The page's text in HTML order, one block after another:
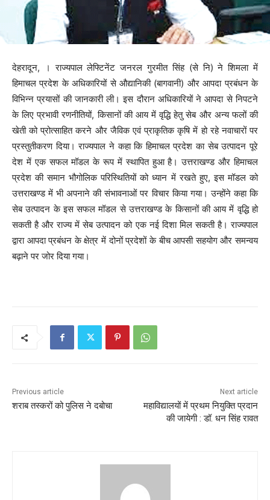
देहरादून, । राज्यपाल लेफ्टिनेंट जनरल गुरमीत सिंह (से नि) ने शिमला में
हिमाचल प्रदेश के अधिकारियों से औद्यानिकी (बागवानी) और आपदा प्रबंधन के
विभिन्न प्रयासों की जानकारी ली। इस दौरान अधिकारियों ने आपदा से निपटने
के लिए प्रभावी रणनीतियों, किसानों की आय में वृद्धि हेतु सेब और अन्य फलों की
खेती को प्रोत्साहित करने और जैविक एवं प्राकृतिक कृषि में हो रहे नवाचारों पर
प्रस्तुतीकरण दिया। राज्यपाल ने कहा कि हिमाचल प्रदेश का सेब उत्पादन पूरे
देश में एक सफल मॉडल के रूप में स्थापित हुआ है। उत्तराखण्ड और हिमाचल
प्रदेश की समान भौगोलिक परिस्थितियों को ध्यान में रखते हुए, इस मॉडल को
उत्तराखण्ड में भी अपनाने की संभावनाओं पर विचार किया गया। उन्होंने कहा कि
सेब उत्पादन के इस सफल मॉडल से उत्तराखण्ड के किसानों की आय में वृद्धि हो
सकती है और राज्य में सेब उत्पादन को एक नई दिशा मिल सकती है। राज्यपाल
द्वारा आपदा प्रबंधन के क्षेत्र में दोनों प्रदेशों के बीच आपसी सहयोग और समन्वय
बढ़ाने पर जोर दिया गया।
Previous article
शराब तस्करों को पुलिस ने दबोचा
Next article
महाविद्यालयों में प्रथम नियुक्ति प्रदान
की जायेगी : डॉ. धन सिंह रावत